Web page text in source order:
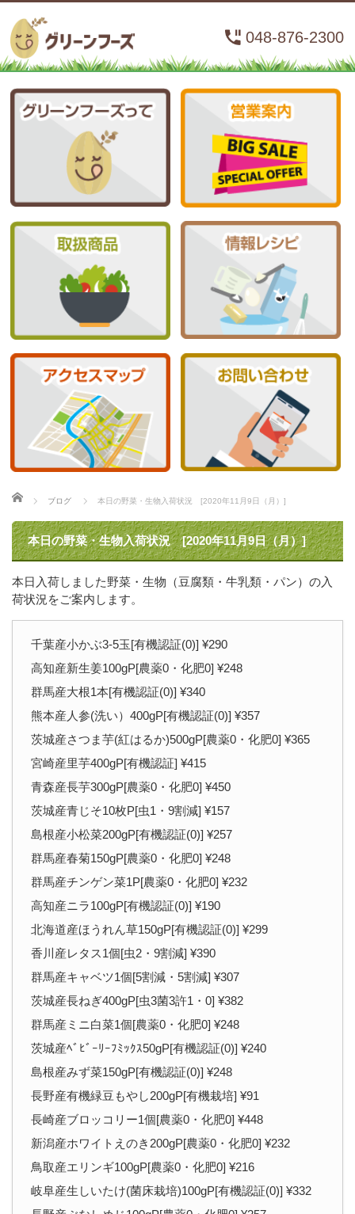
048-876-2300
ホーム
ブログ 本日の野菜・生物入荷状況 [2020年11月9日（月）]
本日の野菜・生物入荷状況 [2020年11月9日（月）]
本日入荷しました野菜・生物（豆腐類・牛乳類・パン）の入
荷状況をご案内します。
千葉産小かぶ3-5玉[有機認証(0)] ¥290
高知産新生姜100gP[農薬0・化肥0] ¥248
群馬産大根1本[有機認証(0)] ¥340
熊本産人参(洗い）400gP[有機認証(0)] ¥357
茨城産さつま芋(紅はるか)500gP[農薬0・化肥0] ¥365
宮崎産里芋400gP[有機認証] ¥415
青森産長芋300gP[農薬0・化肥0] ¥450
茨城産青じそ10枚P[虫1・9割減] ¥157
島根産小松菜200gP[有機認証(0)] ¥257
群馬産春菊150gP[農薬0・化肥0] ¥248
群馬産チンゲン菜1P[農薬0・化肥0] ¥232
高知産ニラ100gP[有機認証(0)] ¥190
北海道産ほうれん草150gP[有機認証(0)] ¥299
香川産レタス1個[虫2・9割減] ¥390
群馬産キャベツ1個[5割減・5割減] ¥307
茨城産長ねぎ400gP[虫3菌3許1・0] ¥382
群馬産ミニ白菜1個[農薬0・化肥0] ¥248
茨城産ﾍﾞﾋﾞｰﾘｰﾌﾐｯｸｽ50gP[有機認証(0)] ¥240
島根産みず菜150gP[有機認証(0)] ¥248
長野産有機緑豆もやし200gP[有機栽培] ¥91
長崎産ブロッコリー1個[農薬0・化肥0] ¥448
新潟産ホワイトえのき200gP[農薬0・化肥0] ¥232
鳥取産エリンギ100gP[農薬0・化肥0] ¥216
岐阜産生しいたけ(菌床栽培)100gP[有機認証(0)] ¥332